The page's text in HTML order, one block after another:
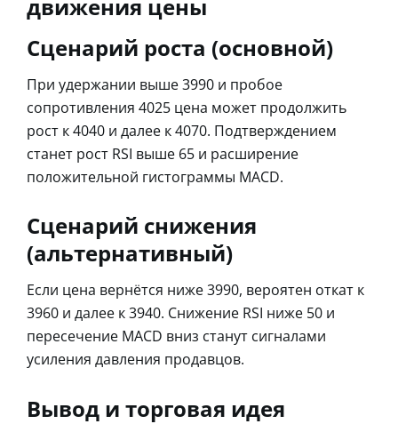
движения цены
Сценарий роста (основной)
При удержании выше 3990 и пробое
сопротивления 4025 цена может продолжить
рост к 4040 и далее к 4070. Подтверждением
станет рост RSI выше 65 и расширение
положительной гистограммы MACD.
Сценарий снижения
(альтернативный)
Если цена вернётся ниже 3990, вероятен откат к
3960 и далее к 3940. Снижение RSI ниже 50 и
пересечение MACD вниз станут сигналами
усиления давления продавцов.
Вывод и торговая идея